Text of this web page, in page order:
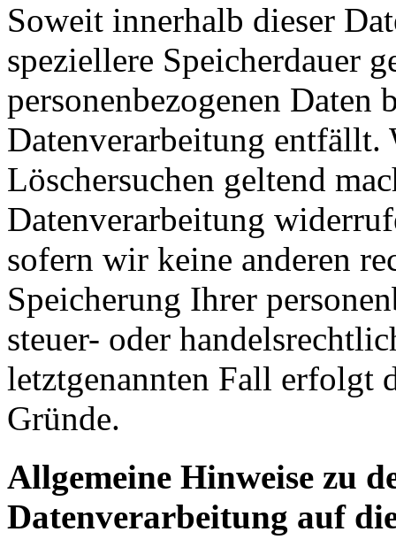
Soweit innerhalb dieser
speziellere Speicherdauer
personenbezogenen
Datenverarbeitung entfällt.
Löschersuchen geltend
Datenverarbeitung
sofern wir keine anderen
Speicherung Ihrer
steuer- oder
letztgenannten Fall erfolgt
Gründe.
Allgemeine Hinweise zu
Datenverarbeitung auf